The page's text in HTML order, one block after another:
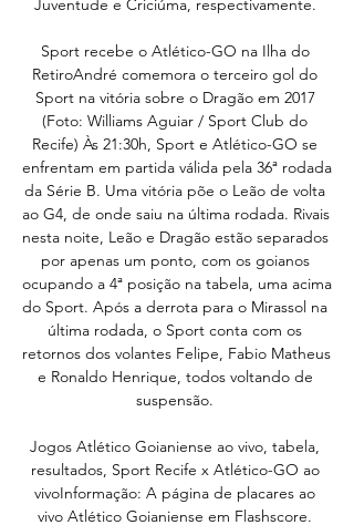
Juventude e Criciúma, respectivamente.
Sport recebe o Atlético-GO na Ilha do
RetiroAndré comemora o terceiro gol do
Sport na vitória sobre o Dragão em 2017
(Foto: Williams Aguiar / Sport Club do
Recife) Às 21:30h, Sport e Atlético-GO se
enfrentam em partida válida pela 36ª rodada
da Série B. Uma vitória põe o Leão de volta
ao G4, de onde saiu na última rodada. Rivais
nesta noite, Leão e Dragão estão separados
por apenas um ponto, com os goianos
ocupando a 4ª posição na tabela, uma acima
do Sport. Após a derrota para o Mirassol na
última rodada, o Sport conta com os
retornos dos volantes Felipe, Fabio Matheus
e Ronaldo Henrique, todos voltando de
suspensão.
Jogos Atlético Goianiense ao vivo, tabela,
resultados, Sport Recife x Atlético-GO ao
vivoInformação: A página de placares ao
vivo Atlético Goianiense em Flashscore.